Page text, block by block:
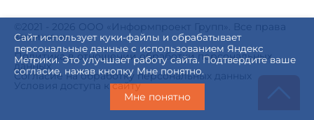
Сайт использует куки-файлы и обрабатывает
персональные данные с использованием Яндекс
Метрики. Это улучшает работу сайта. Подтвердите ваше
согласие, нажав кнопку Мне понятно.
Мне понятно
©2021 - 2026 ООО «Информпроект Групп». Все права
защищены.
Политика в отношении обработки персональных
данных
Согласие на обработку персональных данных
Условия доступа к сайту